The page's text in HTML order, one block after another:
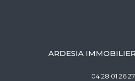
ARDESIA
04 28 01 26 27